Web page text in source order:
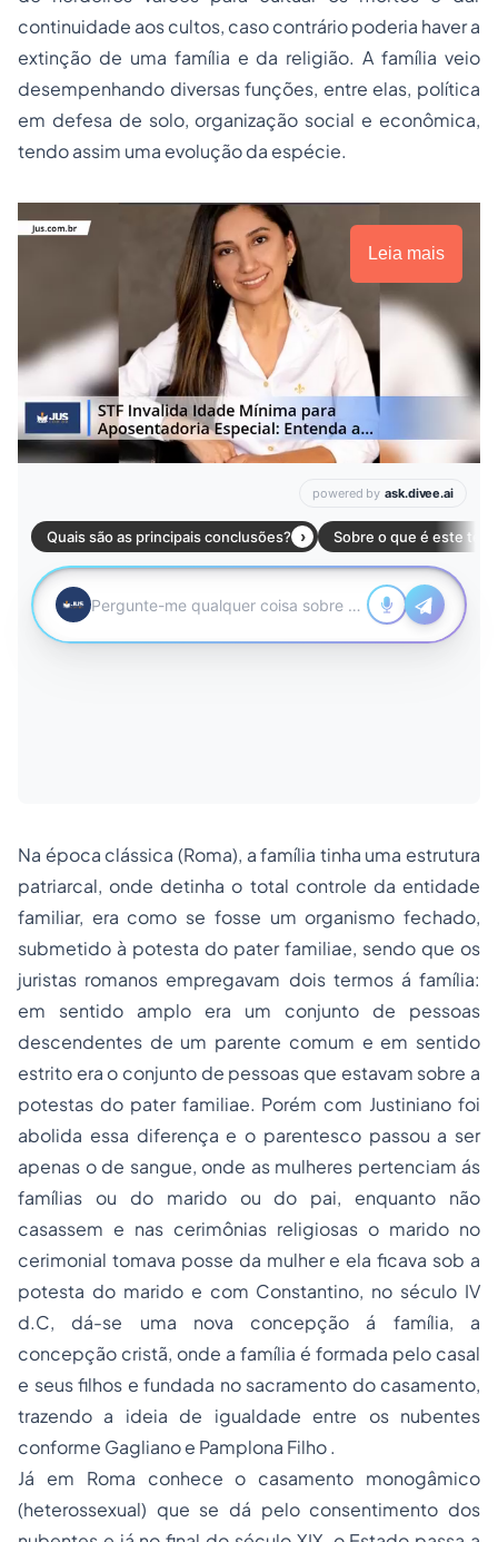
continuidade aos cultos, caso contrário poderia haver a
extinção de uma família e da religião. A família veio
desempenhando diversas funções, entre elas, política
em defesa de solo, organização social e econômica,
tendo assim uma evolução da espécie.
Leia mais
Na época clássica (Roma), a família tinha uma estrutura
patriarcal, onde detinha o total controle da entidade
familiar, era como se fosse um organismo fechado,
submetido à potesta do pater familiae, sendo que os
juristas romanos empregavam dois termos á família:
em sentido amplo era um conjunto de pessoas
descendentes de um parente comum e em sentido
estrito era o conjunto de pessoas que estavam sobre a
potestas do pater familiae. Porém com Justiniano foi
abolida essa diferença e o parentesco passou a ser
apenas o de sangue, onde as mulheres pertenciam ás
famílias ou do marido ou do pai, enquanto não
casassem e nas cerimônias religiosas o marido no
cerimonial tomava posse da mulher e ela ficava sob a
potesta do marido e com Constantino, no século IV
d.C, dá-se uma nova concepção á família, a
concepção cristã, onde a família é formada pelo casal
e seus filhos e fundada no sacramento do casamento,
trazendo a ideia de igualdade entre os nubentes
conforme Gagliano e Pamplona Filho .
Já em Roma conhece o casamento monogâmico
(heterossexual) que se dá pelo consentimento dos